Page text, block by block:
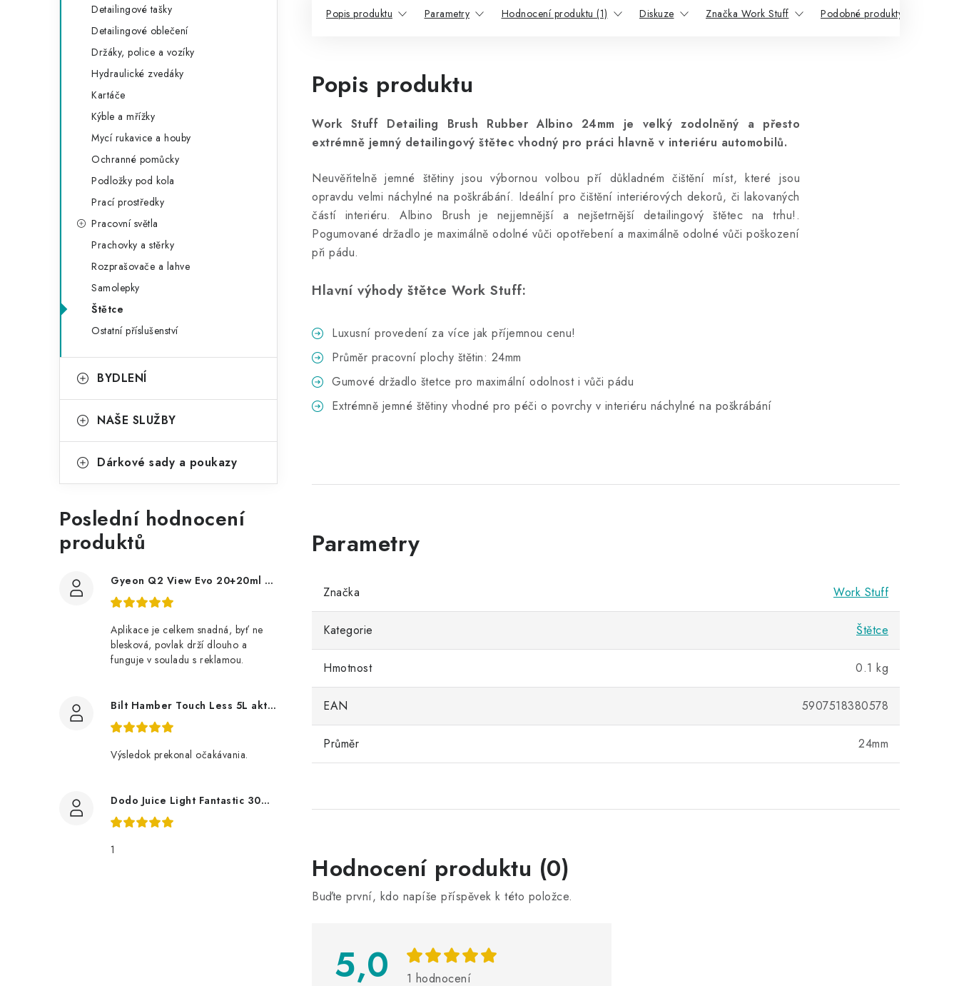
Detailingové tašky
Detailingové oblečení
Držáky, police a vozíky
Hydraulické zvedáky
Kartáče
Kýble a mřížky
Mycí rukavice a houby
Ochranné pomůcky
Podložky pod kola
Prací prostředky
Pracovní světla
Prachovky a stěrky
Rozprašovače a lahve
Samolepky
Štětce
Ostatní příslušenství
BYDLENÍ
NAŠE SLUŽBY
Dárkové sady a poukazy
Poslední hodnocení
produktů
Gyeon Q2 View Evo 20+20ml nanopovlak na okna
Aplikace je celkem snadná, byť ne
blesková, povlak drží dlouho a
funguje v souladu s reklamou.
Bilt Hamber Touch Less 5L aktivní pěna
Výsledok prekonal očakávania.
Dodo Juice Light Fantastic 30ml měkký vosk
1
Popis produktu Parametry Hodnocení produktu (1) Diskuze Značka Work Stuff Podobné produkty
Popis produktu
Work Stuff Detailing Brush Rubber Albino 24mm je velký zodolněný a přesto
extrémně jemný detailingový štětec vhodný pro práci hlavně v interiéru automobilů.
Neuvěřitelně jemné štětiny jsou výbornou volbou pří důkladném čištění míst, které jsou
opravdu velmi náchylné na poškrábání. Ideální pro čištění interiérových dekorů, či lakovaných
částí interiéru. Albino Brush je nejjemnější a nejšetrnější detailingový štětec na trhu!.
Pogumované držadlo je maximálně odolné vůči opotřebení a maximálně odolné vůči poškození
při pádu.
Hlavní výhody štětce Work Stuff:
Luxusní provedení za více jak příjemnou cenu!
Průměr pracovní plochy štětin: 24mm
Gumové držadlo štetce pro maximální odolnost i vůči pádu
Extrémně jemné štětiny vhodné pro péči o povrchy v interiéru náchylné na poškrábání
Značka Work Stuff
Kategorie Štětce
Hmotnost 0.1 kg
EAN 5907518380578
Průměr 24mm
Hodnocení produktu (0)
Buďte první, kdo napíše příspěvek k této položce.
5,0 1 hodnocení
V
ý